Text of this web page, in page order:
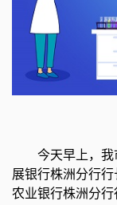
今天早上，我
展银行株洲分行行
农业银行株洲分